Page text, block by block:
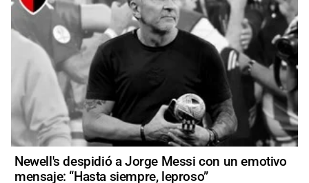
Newell's despidió a Jorge Messi con un emotivo
mensaje: “Hasta siempre, leproso”